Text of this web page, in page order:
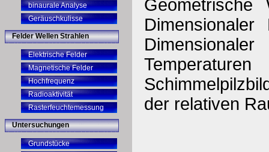
binaurale Analyse
Geräuschkulisse
Felder Wellen Strahlen
Elektrische Felder
Magnetische Felder
Hochfrequenz
Radioaktivität
Rasterfeuchtemessung
Untersuchungen
Grundstücke
Geometrische
der relativen